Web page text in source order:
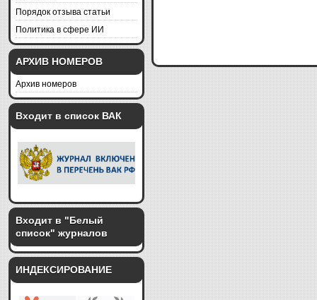
Порядок отзыва статьи
Политика в сфере ИИ
АРХИВ НОМЕРОВ
Архив номеров
Входит в список ВАК
Входит в "Белый
список" журналов
ИНДЕКСИРОВАНИЕ